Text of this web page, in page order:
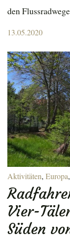
den
Posted
13.05.2020
Aktivitäten, Europa,
Vier-
Süden